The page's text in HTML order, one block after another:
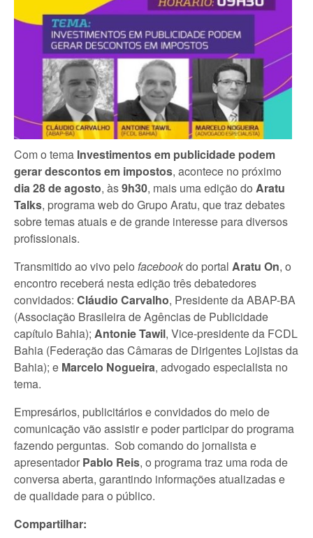
Com o tema Investimentos em publicidade podem
gerar descontos em impostos, acontece no próximo
dia 28 de agosto, às9h30, mais uma edição do Aratu
Talks, programa web do Grupo Aratu, que traz debates
sobre temas atuais e de grande interesse para diversos
profissionais.
Transmitido ao vivo pelo facebookdo portal Aratu On, o
encontro receberá nesta edição três debatedores
convidados: Cláudio Carvalho, Presidente da ABAP-BA
(Associação Brasileira de Agências de Publicidade
capítulo Bahia); Antonie Tawil, Vice-presidente da FCDL
Bahia (Federação das Câmaras de Dirigentes Lojistas da
Bahia); e Marcelo Nogueira, advogado especialista no
tema.
Empresários, publicitários e convidados do meio de
comunicação vão assistir e poder participar do programa
fazendo perguntas. Sob comando do jornalista e
apresentador Pablo Reis, o programa traz uma roda de
conversa aberta, garantindo informações atualizadas e
de qualidade para o público.
Compartilhar: